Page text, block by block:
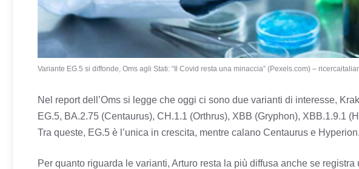
Variante EG.5 si diffonde, Oms agli Stati: “Il Covid resta una minaccia” (Pexels.com) –
Nel report dell’Oms si legge che oggi ci sono due varianti di interesse,
EG.5, BA.2.75 (Centaurus), CH.1.1 (Orthrus), XBB (Gryphon), XBB.1.9.1
Tra queste, EG.5 è l’unica in crescita, mentre calano Centaurus e
Per quanto riguarda le varianti, Arturo resta la più diffusa anche se